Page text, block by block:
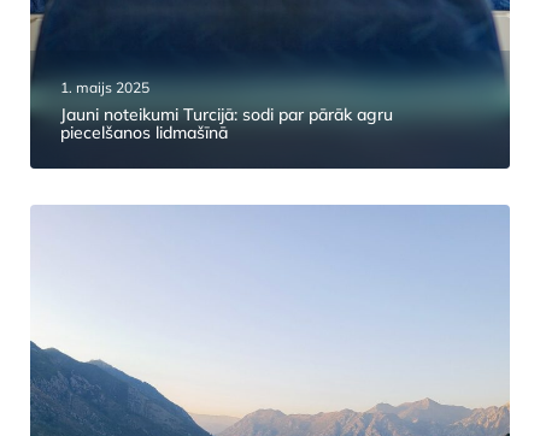
1. maijs 2025
Jauni noteikumi Turcijā: sodi par pārāk agru
piecelšanos lidmašīnā